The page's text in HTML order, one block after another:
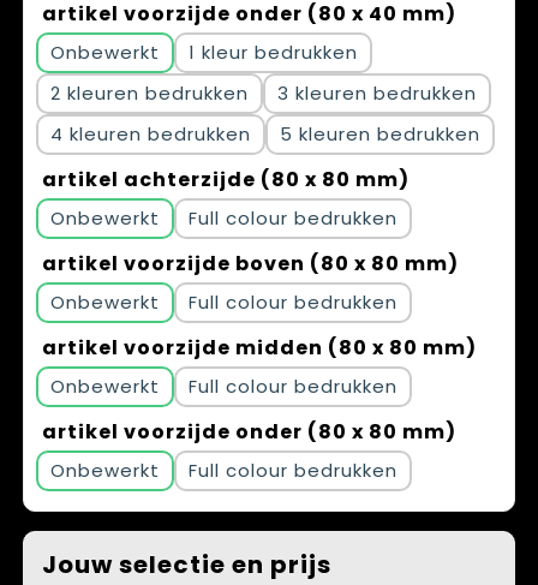
artikel voorzijde onder (80 x 40 mm)
Onbewerkt
1
2
3
4
5
artikel achterzijde (80 x 80 mm)
Onbewerkt Full colour
artikel voorzijde boven (80 x 80 mm)
Onbewerkt Full colour
artikel voorzijde midden (80 x 80 mm)
Onbewerkt Full colour
artikel voorzijde onder (80 x 80 mm)
Onbewerkt Full colour
Jouw selectie en prijs